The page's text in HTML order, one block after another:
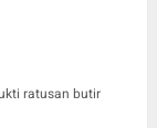
ratusan butir